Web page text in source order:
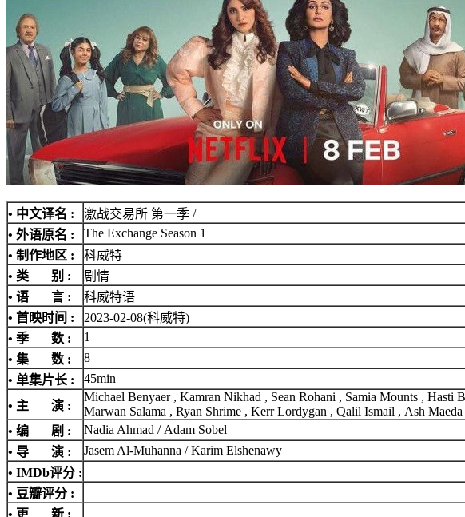
• 中文译名 :
激战交易所 第一季 /
• 外语原名 :
The Exchange Season 1
• 制作地区 :
科威特
• 类 别 :
剧情
• 语 言 :
科威特语
• 首映时间 :
2023-02-08(科威特)
• 季 数 :
1
• 集 数 :
8
• 单集片长 :
45min
• 主 演 :
Michael Benyaer , Kamran Nikhad , Sean Rohani , Samia Mounts ,
Marwan Salama , Ryan Shrime , Kerr Lordygan , Qalil Ismail , Ash
• 编 剧 :
Nadia Ahmad / Adam Sobel
• 导 演 :
Jasem Al-Muhanna / Karim Elshenawy
• IMDb评分 :
• 豆瓣评分 :
• 更 新 :